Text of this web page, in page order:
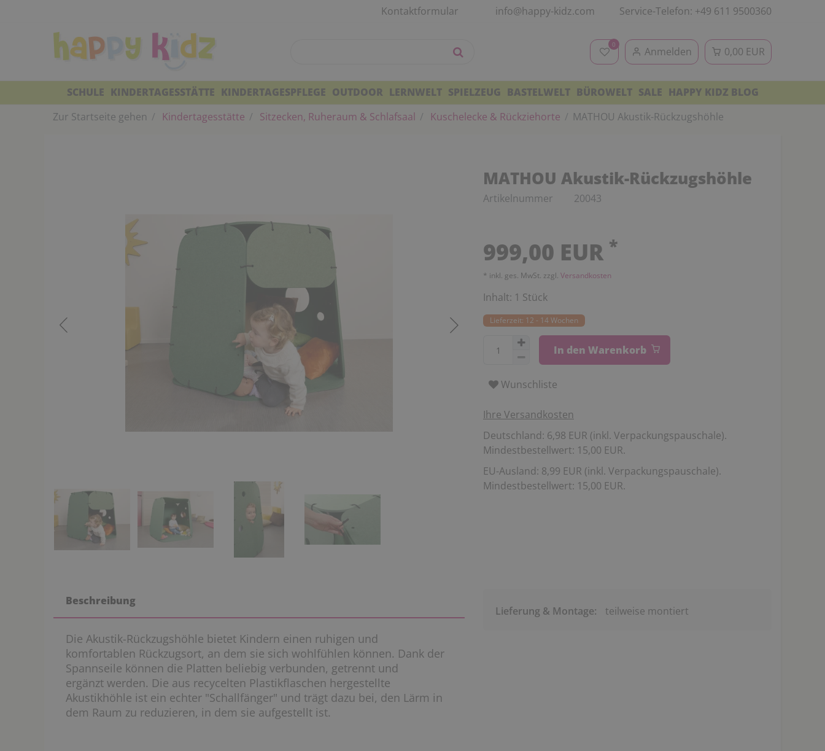
Kontaktformular info@happy-kidz.com Service-Telefon: +49 611 9500360
0
Anmelden 0,00 EUR
SCHULE KINDERTAGESSTÄTTE KINDERTAGESPFLEGE OUTDOOR LERNWELT SPIELZEUG BASTELWELT BÜROWELT SALE HAPPY KIDZ BLOG
Zur Startseite gehen
Kindertagesstätte Sitzecken, Ruheraum & Schlafsaal Kuschelecke & Rückziehorte MATHOU Akustik-Rückzugshöhle
MATHOU Akustik-Rückzugshöhle
Artikelnummer 20043
999,00 EUR *
* inkl. ges. MwSt. zzgl. Versandkosten
Inhalt: 1 Stück
Lieferzeit: 12 - 14 Wochen
In den Warenkorb
Wunschliste
Ihre Versandkosten
Deutschland: 6,98 EUR (inkl. Verpackungspauschale).
Mindestbestellwert: 15,00 EUR.
EU-Ausland: 8,99 EUR (inkl. Verpackungspauschale).
Mindestbestellwert: 15,00 EUR.
Beschreibung
Die Akustik-Rückzugshöhle bietet Kindern einen ruhigen und
komfortablen Rückzugsort, an dem sie sich wohlfühlen können. Dank der
Spannseile können die Platten beliebig verbunden, getrennt und
ergänzt werden. Die aus recycelten Plastikflaschen hergestellte
Akustikhöhle ist ein echter "Schallfänger" und trägt dazu bei, den Lärm in
dem Raum zu reduzieren, in dem sie aufgestellt ist.
Lieferung & Montage: teilweise montiert